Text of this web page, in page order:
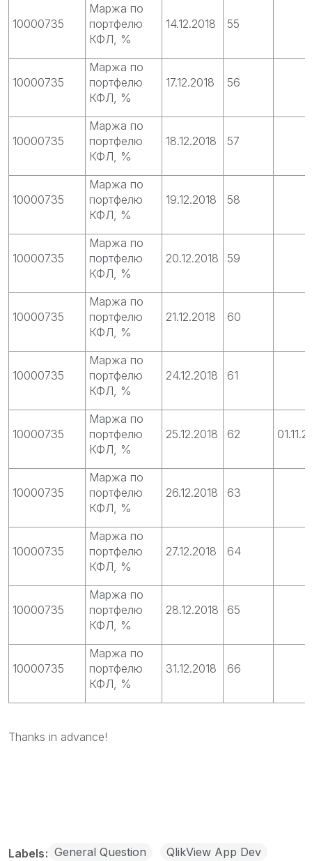
10000735
Маржа по
портфелю
КФЛ, %
14.12.2018 55
10000735
Маржа по
портфелю
КФЛ, %
17.12.2018 56
10000735
Маржа по
портфелю
КФЛ, %
18.12.2018 57
10000735
Маржа по
портфелю
КФЛ, %
19.12.2018 58
10000735
Маржа по
портфелю
КФЛ, %
20.12.2018 59
10000735
Маржа по
портфелю
КФЛ, %
21.12.2018 60
10000735
Маржа по
портфелю
КФЛ, %
24.12.2018 61
10000735
Маржа по
портфелю
КФЛ, %
25.12.2018 62
10000735
Маржа по
портфелю
КФЛ, %
26.12.2018 63
10000735
Маржа по
портфелю
КФЛ, %
27.12.2018 64
10000735
Маржа по
портфелю
КФЛ, %
28.12.2018 65
10000735
Маржа по
портфелю
КФЛ, %
31.12.2018 66
Thanks in advance!
Labels General Question
QlikView App Dev